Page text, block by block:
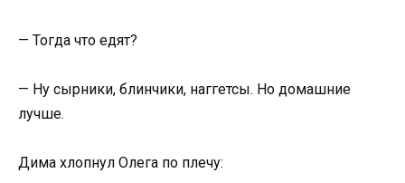
— Тогда что едят?
— Ну сырники, блинчики, наггетсы. Но домашние
лучше.
Дима хлопнул Олега по плечу: